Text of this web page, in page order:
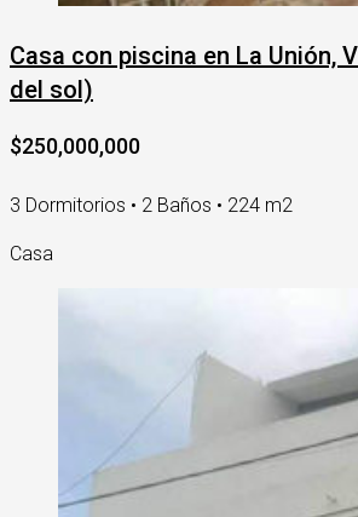
Casa con piscina en La Unión,
del sol)
$250,000,000
3 Dormitorios • 2 Baños • 224 m2
Casa